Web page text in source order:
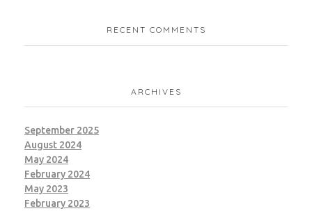
RECENT COMMENTS
ARCHIVES
September 2025
August 2024
May 2024
February 2024
May 2023
February 2023